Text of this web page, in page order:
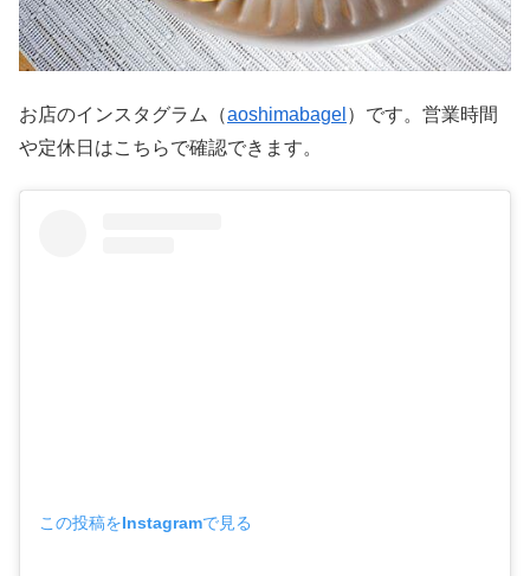
お店のインスタグラム（aoshimabagel ）です。営業時間
や定休日はこちらで確認できます。
この投稿をInstagramで見る